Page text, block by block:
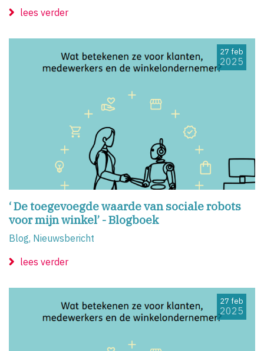
lees verder
‘ De toegevoegde waarde van sociale robots
voor mijn winkel’ - Blogboek
Blog, Nieuwsbericht
27 feb
2025
lees verder
27 feb
2025